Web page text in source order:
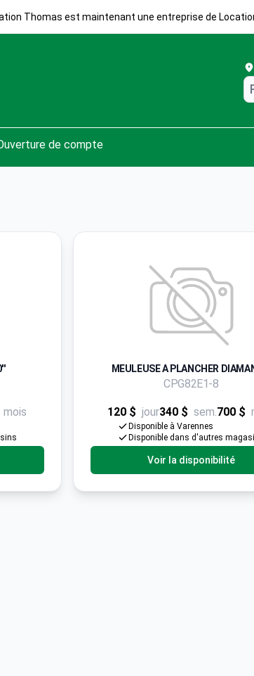
Thomas est maintenant une entreprise de
de compte
mois
MEULEUSE A PLANCHER
CPG82E1-8
120 $ jour340 $ sem.700 $
Disponible à Varennes
Disponible dans d'autres
Voir la disponibilité